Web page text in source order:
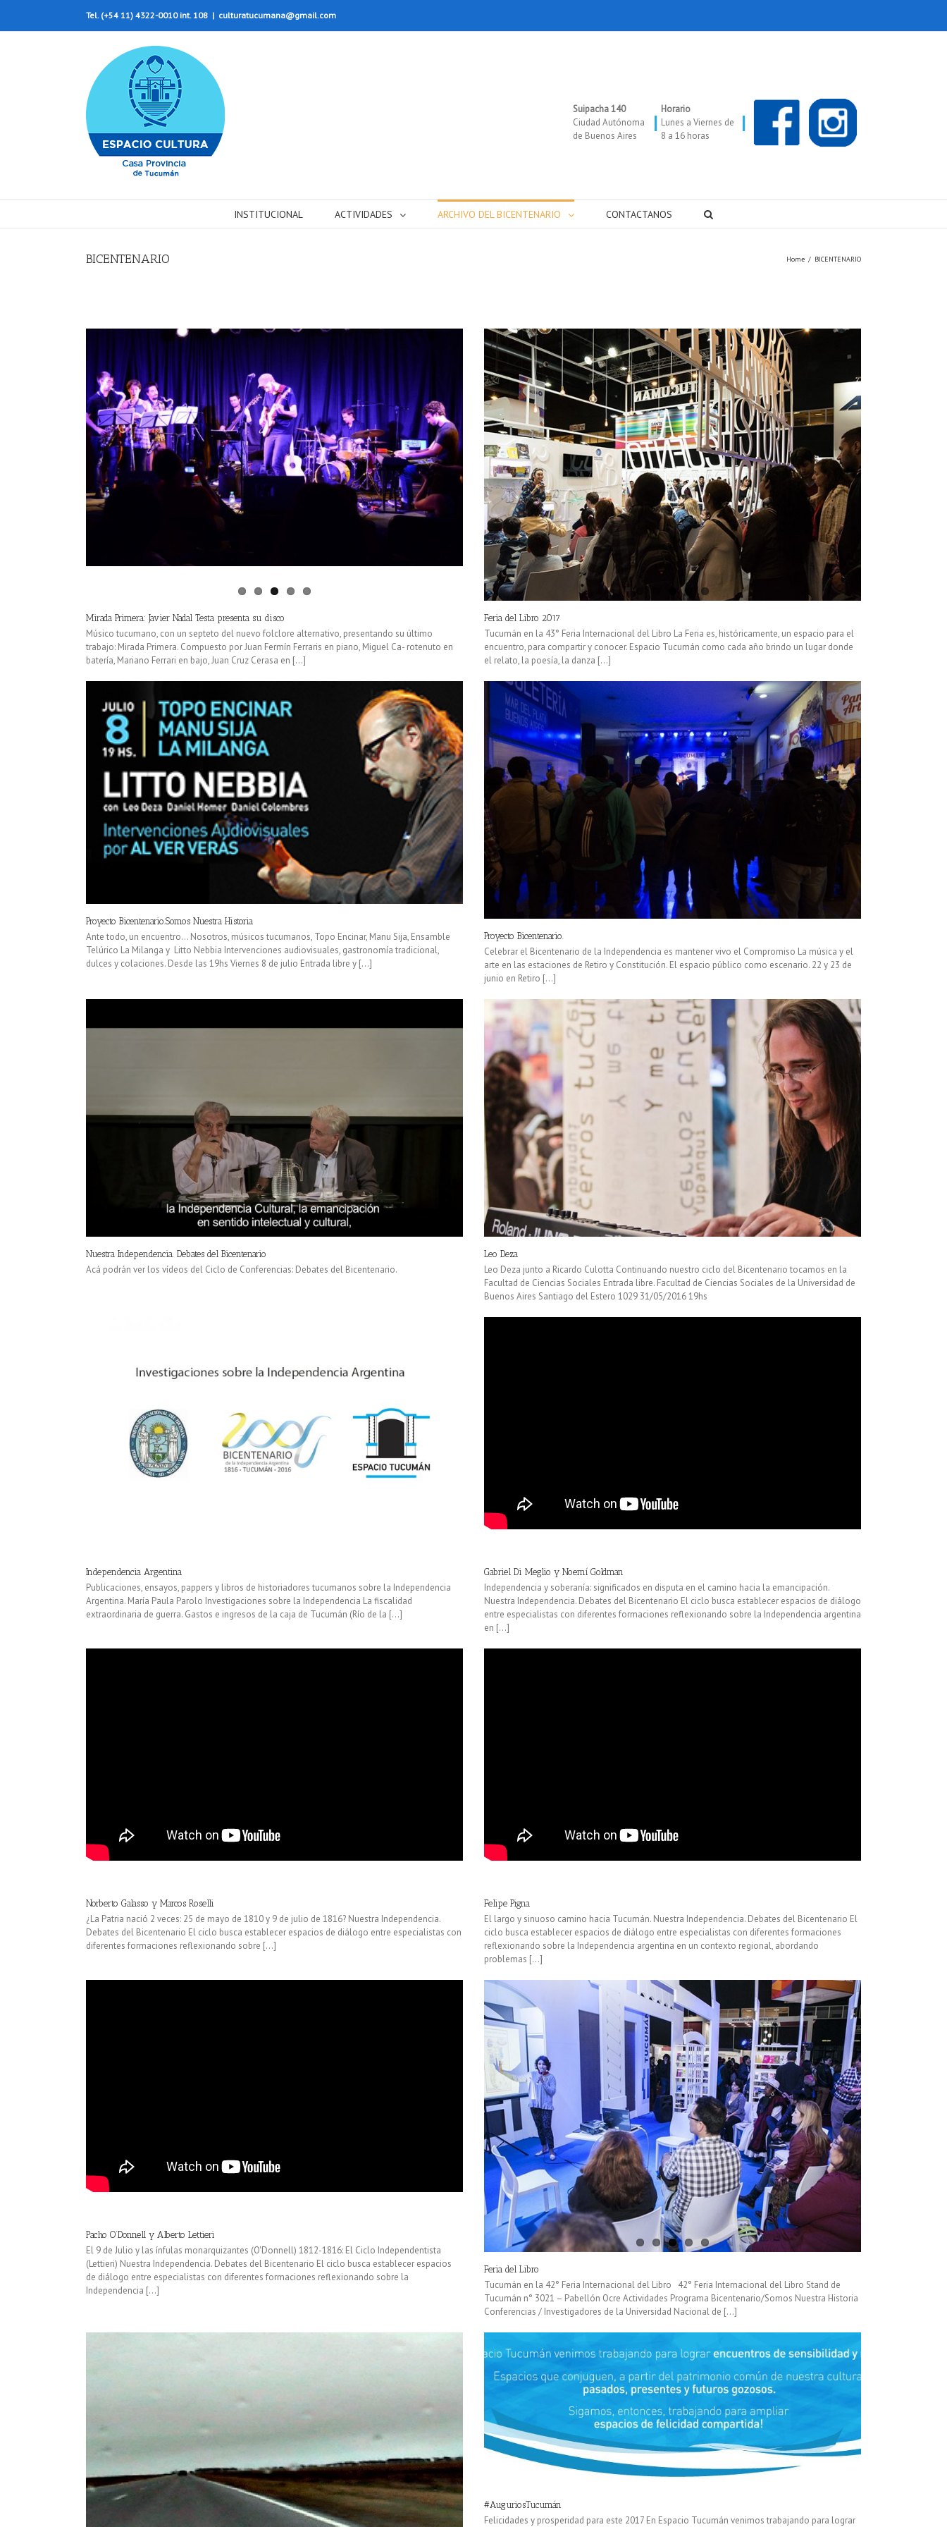
Tel. (+54 11) 4322-0010 int. 108 | culturatucumana@gmail.com
Suipacha 140
Ciudad Autónoma
de Buenos Aires
|
Horario
Lunes a Viernes de
8 a 16 horas
|
INSTITUCIONAL ACTIVIDADES ARCHIVO DEL BICENTENARIO CONTACTANOS
BICENTENARIO Home / BICENTENARIO
Mirada Primera: Javier Nadal Testa presenta su disco
Músico tucumano, con un septeto del nuevo folclore alternativo, presentando su último
trabajo: Mirada Primera. Compuesto por Juan Fermín Ferraris en piano, Miguel Ca- rotenuto en
batería, Mariano Ferrari en bajo, Juan Cruz Cerasa en [...]
Feria del Libro 2017
Tucumán en la 43° Feria Internacional del Libro La Feria es, históricamente, un espacio para el
encuentro, para compartir y conocer. Espacio Tucumán como cada año brindo un lugar donde
el relato, la poesía, la danza [...]
Proyecto Bicentenario.Somos Nuestra Historia
Ante todo, un encuentro… Nosotros, músicos tucumanos, Topo Encinar, Manu Sija, Ensamble
Telúrico La Milanga y Litto Nebbia Intervenciones audiovisuales, gastronomía tradicional,
dulces y colaciones. Desde las 19hs Viernes 8 de julio Entrada libre y [...]
Proyecto Bicentenario.
Celebrar el Bicentenario de la Independencia es mantener vivo el Compromiso La música y el
arte en las estaciones de Retiro y Constitución. El espacio público como escenario. 22 y 23 de
junio en Retiro [...]
Nuestra Independencia. Debates del Bicentenario
Acá podrán ver los vídeos del Ciclo de Conferencias: Debates del Bicentenario.
Leo Deza
Leo Deza junto a Ricardo Culotta Continuando nuestro ciclo del Bicentenario tocamos en la
Facultad de Ciencias Sociales Entrada libre. Facultad de Ciencias Sociales de la Universidad de
Buenos Aires Santiago del Estero 1029 31/05/2016 19hs
Independencia Argentina
Publicaciones, ensayos, pappers y libros de historiadores tucumanos sobre la Independencia
Argentina. María Paula Parolo Investigaciones sobre la Independencia La fiscalidad
extraordinaria de guerra. Gastos e ingresos de la caja de Tucumán (Río de la [...]
Gabriel Di Meglio y Noemí Goldman
Independencia y soberanía: significados en disputa en el camino hacia la emancipación.
Nuestra Independencia. Debates del Bicentenario El ciclo busca establecer espacios de diálogo
entre especialistas con diferentes formaciones reflexionando sobre la Independencia argentina
en [...]
Norberto Galasso y Marcos Roselli
¿La Patria nació 2 veces: 25 de mayo de 1810 y 9 de julio de 1816? Nuestra Independencia.
Debates del Bicentenario El ciclo busca establecer espacios de diálogo entre especialistas con
diferentes formaciones reflexionando sobre [...]
Felipe Pigna
El largo y sinuoso camino hacia Tucumán. Nuestra Independencia. Debates del Bicentenario El
ciclo busca establecer espacios de diálogo entre especialistas con diferentes formaciones
reflexionando sobre la Independencia argentina en un contexto regional, abordando
problemas [...]
Pacho O’Donnell y Alberto Lettieri
El 9 de Julio y las ínfulas monarquizantes (O'Donnell) 1812-1816: El Ciclo Independentista
(Lettieri) Nuestra Independencia. Debates del Bicentenario El ciclo busca establecer espacios
de diálogo entre especialistas con diferentes formaciones reflexionando sobre la
Independencia [...]
Feria del Libro
Tucumán en la 42° Feria Internacional del Libro 42° Feria Internacional del Libro Stand de
Tucumán n° 3021 – Pabellón Ocre Actividades Programa Bicentenario/Somos Nuestra Historia
Conferencias / Investigadores de la Universidad Nacional de [...]
#AuguriosTucumán
Felicidades y prosperidad para este 2017 En Espacio Tucumán venimos trabajando para lograr